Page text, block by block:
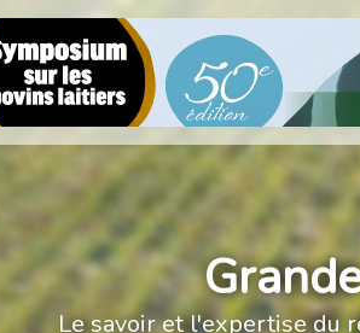
Le savoir et l'expertise du